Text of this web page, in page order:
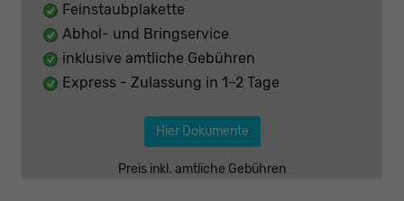
Feinstaubplakette
Abhol- und Bringservice
inklusive amtliche Gebühren
Express - Zulassung in 1–2 Tage
Hier Dokumente
Preis inkl. amtliche Gebühren